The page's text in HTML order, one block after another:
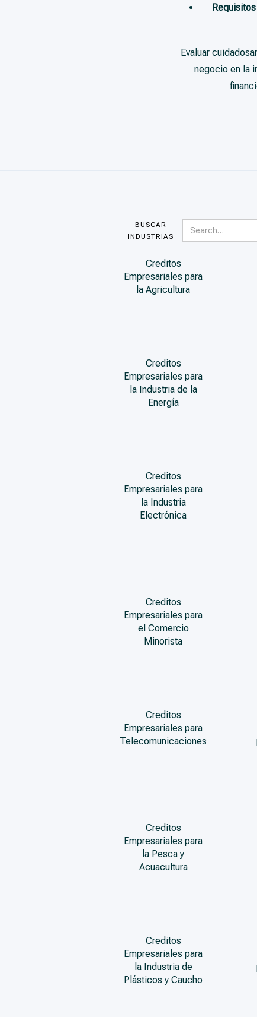
Evaluar
negocio en la
BUSCAR
INDUSTRIAS
Creditos
Empresariales para
la Agricultura
Creditos
Empresariales para
la Industria de la
Energía
Creditos
Empresariales para
la Industria
Electrónica
Creditos
Empresariales para
el Comercio
Minorista
Creditos
Empresariales para
Telecomunicaciones
Creditos
Empresariales para
la Pesca y
Acuacultura
Creditos
Empresariales para
la Industria de
Plásticos y Caucho